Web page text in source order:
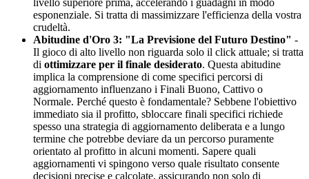
livello superiore prima, accelerando i guadagni in modo
esponenziale. Si tratta di massimizzare l'efficienza della vostra
crudeltà.
Abitudine d'Oro 3: "La Previsione del Futuro Destino" -
Il gioco di alto livello non riguarda solo il click attuale; si tratta
di ottimizzare per il finale desiderato. Questa abitudine
implica la comprensione di come specifici percorsi di
aggiornamento influenzano i Finali Buono, Cattivo o
Normale. Perché questo è fondamentale? Sebbene l'obiettivo
immediato sia il profitto, sbloccare finali specifici richiede
spesso una strategia di aggiornamento deliberata e a lungo
termine che potrebbe deviare da un percorso puramente
orientato al profitto in alcuni momenti. Sapere quali
aggiornamenti vi spingono verso quale risultato consente
decisioni precise e calcolate, assicurando non solo di